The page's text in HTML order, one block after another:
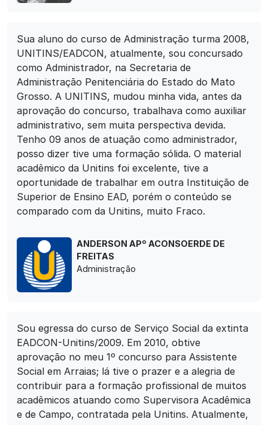
Sua aluno do curso de Administração turma 2008,
UNITINS/EADCON, atualmente, sou concursado
como Administrador, na Secretaria de
Administração Penitenciária do Estado do Mato
Grosso. A UNITINS, mudou minha vida, antes da
aprovação do concurso, trabalhava como auxiliar
administrativo, sem muita perspectiva devida.
Tenho 09 anos de atuação como administrador,
posso dizer tive uma formação sólida. O material
acadêmico da Unitins foi excelente, tive a
oportunidade de trabalhar em outra Instituição de
Superior de Ensino EAD, porém o conteúdo se
comparado com da Unitins, muito Fraco.
ANDERSON APº ACONSOERDE DE
FREITAS
Administração
Sou egressa do curso de Serviço Social da extinta
EADCON-Unitins/2009. Em 2010, obtive
aprovação no meu 1º concurso para Assistente
Social em Arraias; lá tive o prazer e a alegria de
contribuir para a formação profissional de muitos
acadêmicos atuando como Supervisora Acadêmica
e de Campo, contratada pela Unitins. Atualmente,